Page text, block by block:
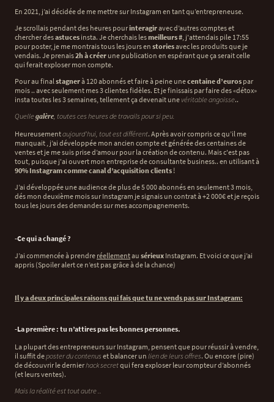
En 2021, j’ai décidée de me mettre sur Instagram en tant qu’entrepreneuse.
Je scrollais pendant des heures pourinteragiravec d’autres comptes et
chercher desastuces insta. Je cherchais lesmeilleurs # , j'attendais pile 17:55
pour poster, je me montrais tous les jours en storiesavec les produits que je
vendais. Je prenais2h à créer une publication en espérant que ça serait celle
qui ferait exploser mon compte.
Pour au finalstagnerà 120 abonnés et faire à peine unecentaine d’euros par
mois .. avec seulement mes 3 clientes fidèles. Et je finissais par faire des «détox»
insta toutes les 3 semaines, tellement ça devenait unevéritable angoisse..
Quellegalère, toutes ces heures de travails pour si peu.
Heureusementaujourd’hui, tout est différent. Après avoir compris ce qu’il me
manquait , j’ai développée mon ancien compte et générée des centaines de
ventes et je me suis prise d’amour pour la création de contenu. Mais c'est pas
tout, puisque j'ai ouvert mon entreprise de consultante business.. en utilisant à
90% Instagram comme canal d’acquisition clients !
J’ai développée une audience de plus de 5 000 abonnés en seulement 3 mois,
dés mon deuxième mois sur Instagram je signais un contrat à +2 000€ et je reçois
tous les jours des demandes sur mes accompagnements.
-Ce qui a changé ?
J’ai commencée à prendre réellementau sérieux Instagram. Et voici ce que j’ai
appris (Spoiler alert ce n’est pas grâce à de la chance)
Il y a deux principales raisons qui fais que tu ne vends pas sur Instagram:
-La première : tu n’attires pas les bonnes personnes.
La plupart des entrepreneurs sur Instagram, pensent que pour réussir à vendre,
il suffit deposter du contenuset balancer un lien de leurs offres. Ou encore (pire)
de découvrir le dernierhack secretqui fera exploser leur compteur d’abonnés
(et leurs ventes).
Mais la réalité est tout autre ..